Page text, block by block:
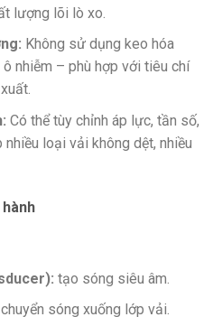
lượng lõi lò xo.
Không sử dụng keo hóa
nhiễm – phù hợp với tiêu chí
Có thể tùy chỉnh áp lực, tần số,
nhiều loại vải không dệt, nhiều
tạo sóng siêu âm.
sóng xuống lớp vải.